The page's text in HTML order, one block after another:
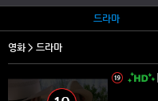
드라마
영화 > 드라마